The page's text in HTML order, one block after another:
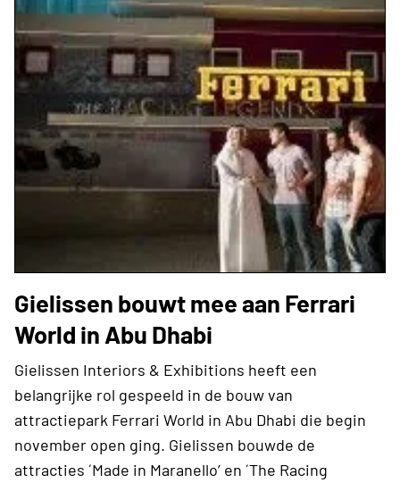
Gielissen bouwt mee aan Ferrari
World in Abu Dhabi
Gielissen Interiors & Exhibitions heeft een
belangrijke rol gespeeld in de bouw van
attractiepark Ferrari World in Abu Dhabi die begin
november open ging. Gielissen bouwde de
attracties ´Made in Maranello’ en ´The Racing